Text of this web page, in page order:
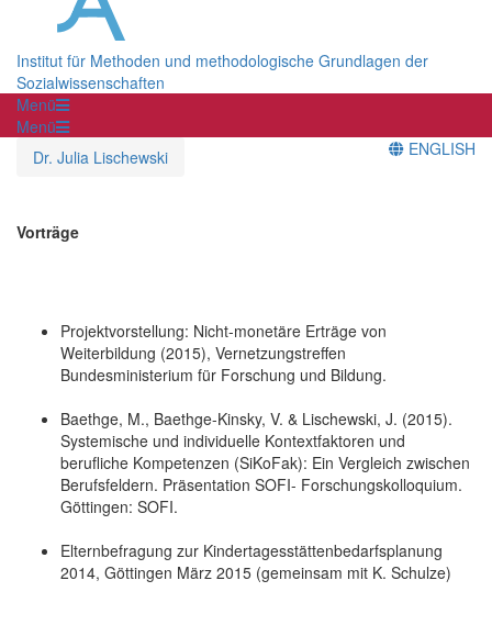
Institut für Methoden und methodologische Grundlagen der
Sozialwissenschaften
Menü
Menü
Dr. Julia Lischewski
ENGLISH
Vorträge
Projektvorstellung: Nicht-monetäre Erträge von
Weiterbildung (2015), Vernetzungstreffen
Bundesministerium für Forschung und Bildung.
Baethge, M., Baethge-Kinsky, V. & Lischewski, J. (2015).
Systemische und individuelle Kontextfaktoren und
berufliche Kompetenzen (SiKoFak): Ein Vergleich zwischen
Berufsfeldern. Präsentation SOFI- Forschungskolloquium.
Göttingen: SOFI.
Elternbefragung zur Kindertagesstättenbedarfsplanung
2014, Göttingen März 2015 (gemeinsam mit K. Schulze)